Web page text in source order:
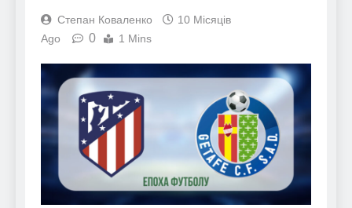
Степан Коваленко
10 Місяців
Ago
0 1 Mins